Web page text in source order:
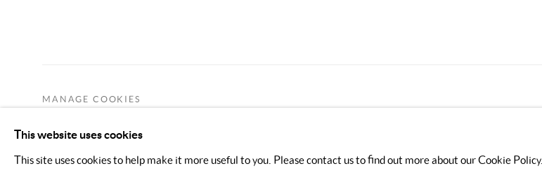
MANAGE COOKIES
This website uses cookies
This site uses cookies to help make it more useful to you. Please contact us to find out more about our Cookie Policy.